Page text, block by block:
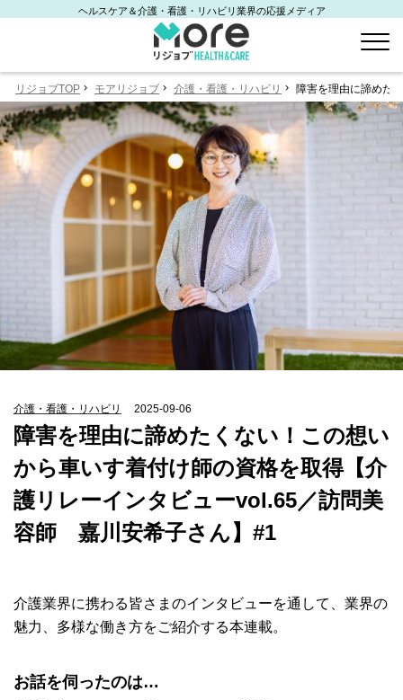
ヘルスケア＆介護・看護・リハビリ業界の応援メディア
リジョブTOP モアリジョブ 介護・看護・リハビリ 障害を理由に諦めた
介護・看護・リハビリ 2025-09-06
障害を理由に諦めたくない！この想い
から車いす着付け師の資格を取得【介
護リレーインタビューvol.65／訪問美
容師 嘉川安希子さん】#1
介護業界に携わる皆さまのインタビューを通して、業界の
魅力、多様な働き方をご紹介する本連載。
お話を伺ったのは…